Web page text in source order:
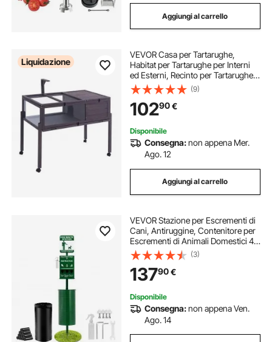
Aggiungi al carrello
Liquidazione
VEVOR Casa per Tartarughe,
Habitat per Tartarughe per Interni
ed Esterni, Recinto per Tartarughe
in Legno con Supporto per Luce,
Piedini, Gabbia Habitat a Rotelle per
Rettili, Piccoli Animali
(9)
10290€
Disponibile
Consegna:non appena Mer.
Ago. 12
Aggiungi al carrello
VEVOR Stazione per Escrementi di
Cani, Antiruggine, Contenitore per
Escrementi di Animali Domestici 43
L con 600 Sacchetti per
Escrementi, Distributore di
Sacchetti, 50 Sacchetti per Lattine,
Verde
(3)
13790€
Disponibile
Consegna:non appena Ven.
Ago. 14